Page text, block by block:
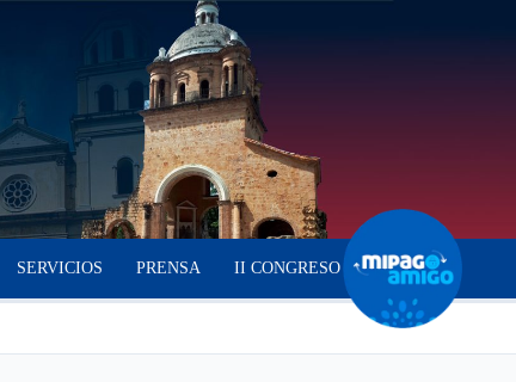
SERVICIOS PRENSA II CONGRESO